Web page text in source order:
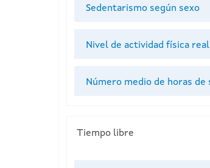
Sedentarismo según sexo
Nivel de actividad física
Número medio de horas de
Tiempo libre